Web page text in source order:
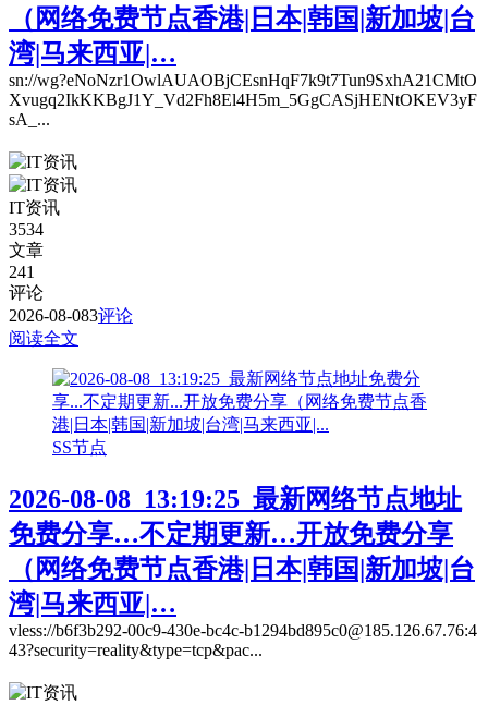
（网络免费节点香港|日本|韩国|新加坡|台
湾|马来西亚|…
sn://wg?eNoNzr1OwlAUAOBjCEsnHqF7k9t7Tun9SxhA21CMtO
Xvugq2IkKKBgJ1Y_Vd2Fh8El4H5m_5GgCASjHENtOKEV3yF
sA_...
IT资讯
3534
文章
241
评论
2026-08-083评论
阅读全文
SS节点
2026-08-08_13:19:25_最新网络节点地址
免费分享…不定期更新…开放免费分享
（网络免费节点香港|日本|韩国|新加坡|台
湾|马来西亚|…
vless://b6f3b292-00c9-430e-bc4c-b1294bd895c0@185.126.67.76:4
43?security=reality&type=tcp&pac...